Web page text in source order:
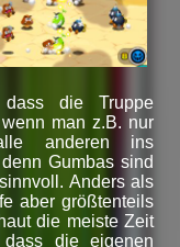
die Truppe
man z.B. nur
anderen ins
Gumbas sind
Anders als
aber größtenteils
die meiste Zeit
die eigenen